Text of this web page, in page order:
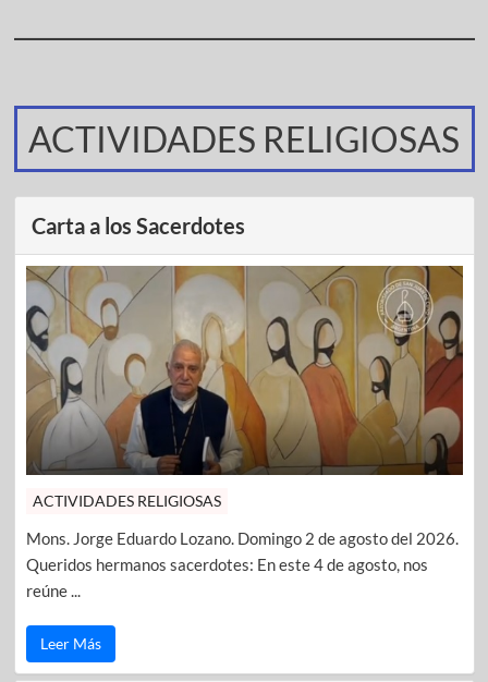
ACTIVIDADES RELIGIOSAS
Carta a los Sacerdotes
ACTIVIDADES RELIGIOSAS
Mons. Jorge Eduardo Lozano. Domingo 2 de agosto del 2026.
Queridos hermanos sacerdotes: En este 4 de agosto, nos
reúne ...
Leer Más